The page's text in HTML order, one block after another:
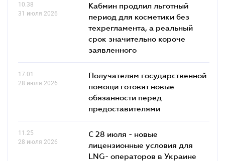
10.38
31 июля 2026
Кабмин продлил льготный
период для косметики без
техрегламента, а реальный
срок значительно короче
заявленного
17.01
28 июля 2026
Получателям государственной
помощи готовят новые
обязанности перед
предоставителями
11.25
28 июля 2026
С 28 июля - новые
лицензионные условия для
LNG- операторов в Украине